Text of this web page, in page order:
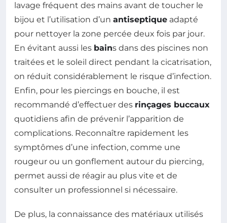
lavage fréquent des mains avant de toucher le
bijou et l’utilisation d’un antiseptique adapté
pour nettoyer la zone percée deux fois par jour.
En évitant aussi les bains dans des piscines non
traitées et le soleil direct pendant la cicatrisation,
on réduit considérablement le risque d’infection.
Enfin, pour les piercings en bouche, il est
recommandé d’effectuer des rinçages buccaux
quotidiens afin de prévenir l’apparition de
complications. Reconnaître rapidement les
symptômes d’une infection, comme une
rougeur ou un gonflement autour du piercing,
permet aussi de réagir au plus vite et de
consulter un professionnel si nécessaire.
De plus, la connaissance des matériaux utilisés